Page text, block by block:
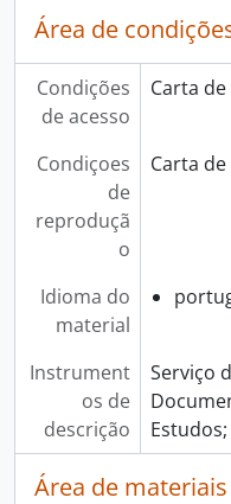
Área de
Condições
de acesso
Carta
Condiçoes
de
reproduçã
o
Carta
Idioma do
material
Instrument
os de
descrição
Serviço
Área de